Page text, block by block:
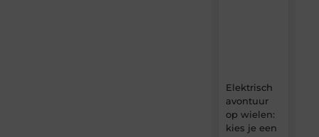
Elektrisch
avontuur
op wielen:
kies je een